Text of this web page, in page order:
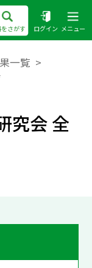
さがす ログイン メニュー
一覧
究会 全